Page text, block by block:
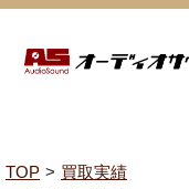
TOP
買取実績